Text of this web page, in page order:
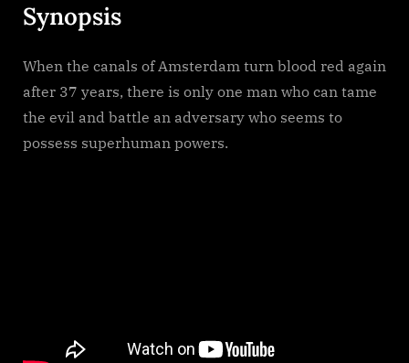
Synopsis
When the canals of Amsterdam turn blood red again
after 37 years, there is only one man who can tame
the evil and battle an adversary who seems to
possess superhuman powers.